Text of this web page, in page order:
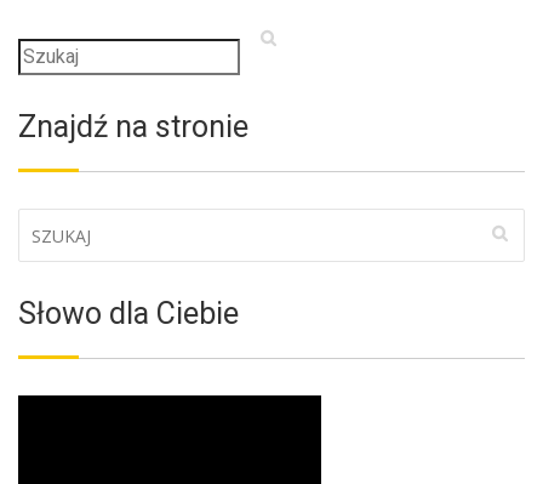
Znajdź na stronie
Słowo dla Ciebie